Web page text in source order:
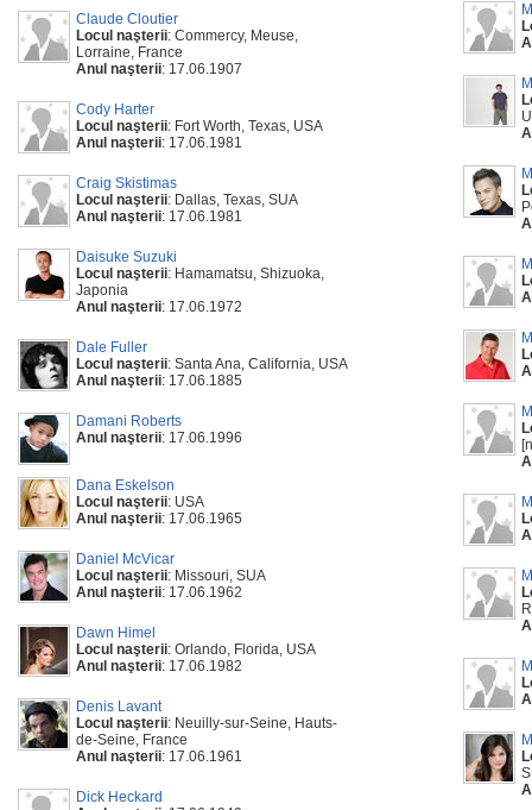
Claude Cloutier
Locul naşterii: Commercy, Meuse,
Lorraine, France
Anul naşterii: 17.06.1907
Cody Harter
Locul naşterii: Fort Worth, Texas, USA
Anul naşterii: 17.06.1981
Craig Skistimas
Locul naşterii: Dallas, Texas, SUA
Anul naşterii: 17.06.1981
Daisuke Suzuki
Locul naşterii: Hamamatsu, Shizuoka,
Japonia
Anul naşterii: 17.06.1972
Dale Fuller
Locul naşterii: Santa Ana, California, USA
Anul naşterii: 17.06.1885
Damani Roberts
Anul naşterii: 17.06.1996
Dana Eskelson
Locul naşterii: USA
Anul naşterii: 17.06.1965
Daniel McVicar
Locul naşterii: Missouri, SUA
Anul naşterii: 17.06.1962
Dawn Himel
Locul naşterii: Orlando, Florida, USA
Anul naşterii: 17.06.1982
Denis Lavant
Locul naşterii: Neuilly-sur-Seine, Hauts-
de-Seine, France
Anul naşterii: 17.06.1961
Dick Heckard